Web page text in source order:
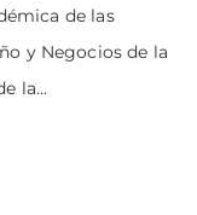
de las
y Negocios de la
la...